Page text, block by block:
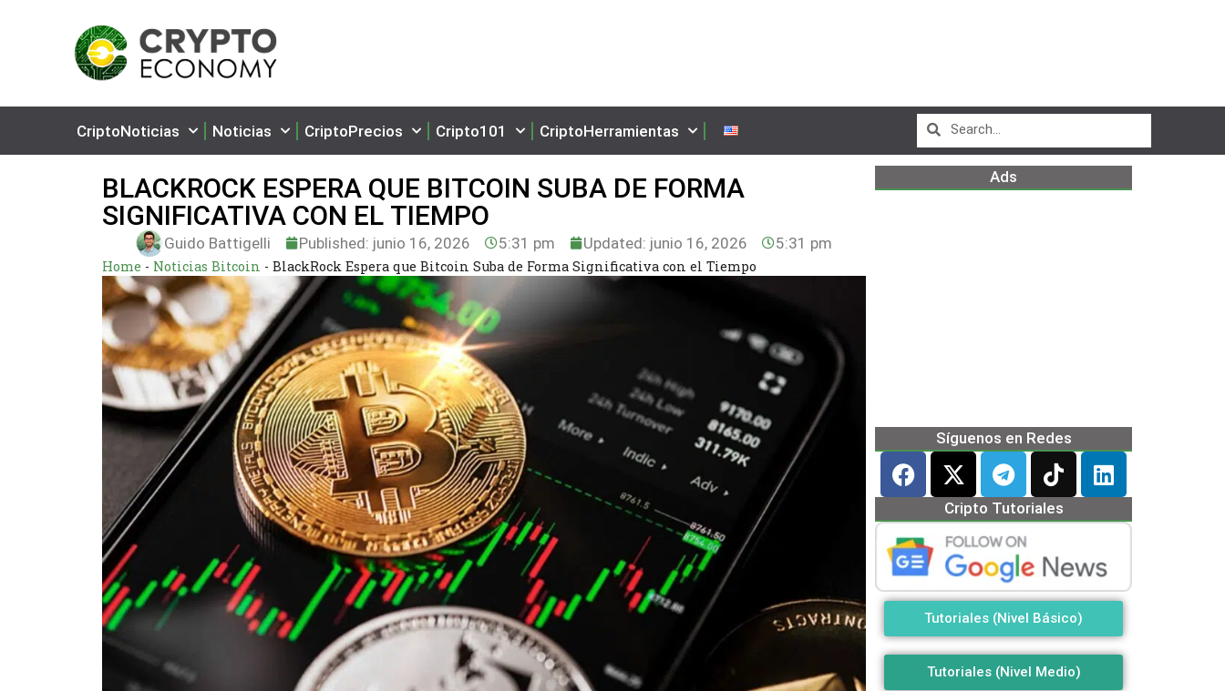
CriptoNoticias Noticias CriptoPrecios Cripto101 CriptoHerramientas
BLACKROCK ESPERA QUE BITCOIN SUBA DE FORMA
SIGNIFICATIVA CON EL TIEMPO
Guido Battigelli Published: junio 16, 2026 5:31 pm Updated: junio 16, 2026 5:31 pm
Home - Noticias Bitcoin - BlackRock Espera que Bitcoin Suba de Forma Significativa con el Tiempo
Ads
Síguenos en Redes
Cripto Tutoriales
Tutoriales (Nivel Básico)
Tutoriales (Nivel Medio)